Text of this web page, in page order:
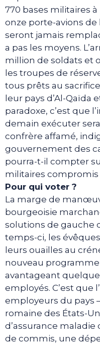
770 bases militaires
onze porte-avions de
seront jamais
a pas les moyens.
million de soldats et
les troupes de
tous prêts au
leur pays d’Al-Qaïda
paradoxe, c’est que
demain exécuter
confrère affamé,
gouvernement des
pourra-t-il compter
militaires compromis
Pour qui voter ?
La marge de
bourgeoisie
solutions de gauche
temps-ci, les
leurs ouailles au
nouveau programme
avantageant
employés. C’est que
employeurs du pays
romaine des États-
d’assurance maladie
de commis, une